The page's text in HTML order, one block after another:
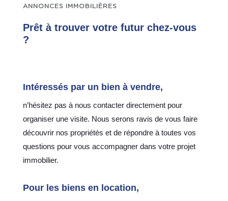
ANNONCES IMMOBILIÈRES
Prêt à trouver votre futur chez-vous
?
Intéressés par un bien à vendre,
n’hésitez pas à nous contacter directement pour
organiser une visite. Nous serons ravis de vous faire
découvrir nos propriétés et de répondre à toutes vos
questions pour vous accompagner dans votre projet
immobilier.
Pour les biens en location,